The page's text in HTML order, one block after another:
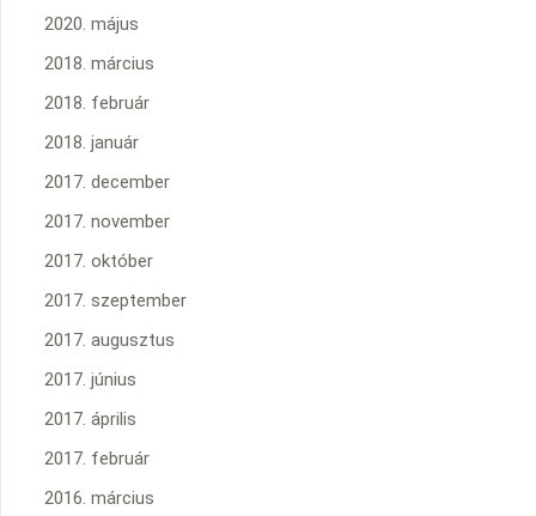
2020. május
2018. március
2018. február
2018. január
2017. december
2017. november
2017. október
2017. szeptember
2017. augusztus
2017. június
2017. április
2017. február
2016. március